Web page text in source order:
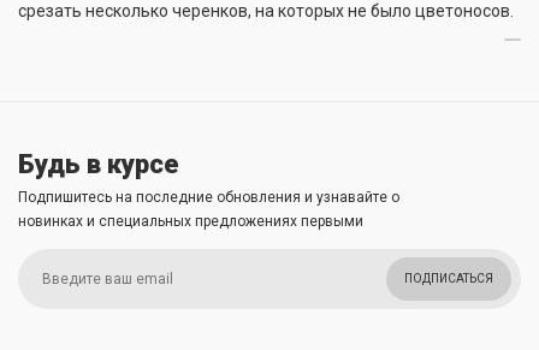
срезать несколько черенков, на которых не было цветоносов.
Будь в курсе
Подпишитесь на последние обновления и узнавайте о
новинках и специальных предложениях первыми
ПОДПИСАТЬСЯ